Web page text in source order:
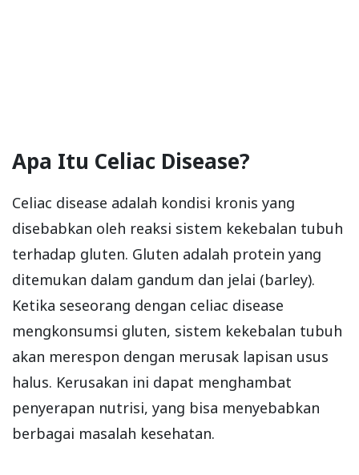
Apa Itu Celiac Disease?
Celiac disease adalah kondisi kronis yang
disebabkan oleh reaksi sistem kekebalan tubuh
terhadap gluten. Gluten adalah protein yang
ditemukan dalam gandum dan jelai (barley).
Ketika seseorang dengan celiac disease
mengkonsumsi gluten, sistem kekebalan tubuh
akan merespon dengan merusak lapisan usus
halus. Kerusakan ini dapat menghambat
penyerapan nutrisi, yang bisa menyebabkan
berbagai masalah kesehatan.